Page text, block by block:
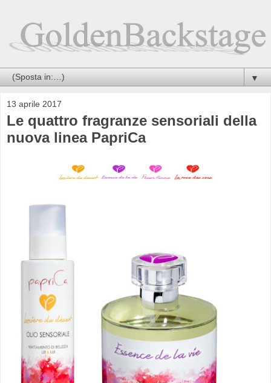
▼
13 aprile 2017
Le quattro fragranze sensoriali della
nuova linea PapriCa